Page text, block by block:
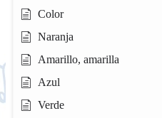
Color
Naranja
Amarillo, amarilla
Azul
Verde